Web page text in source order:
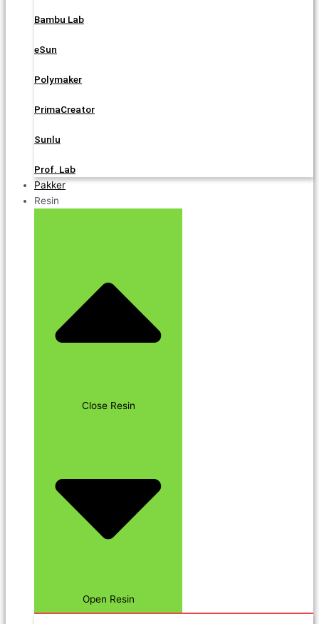
Bambu Lab
eSun
Polymaker
PrimaCreator
Sunlu
Prof. Lab
Pakker
Resin
Close Resin
Open Resin